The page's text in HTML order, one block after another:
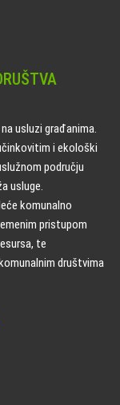
usluzi građanima.
i ekološki
području
usluge.
komunalno
pristupom
te
društvima